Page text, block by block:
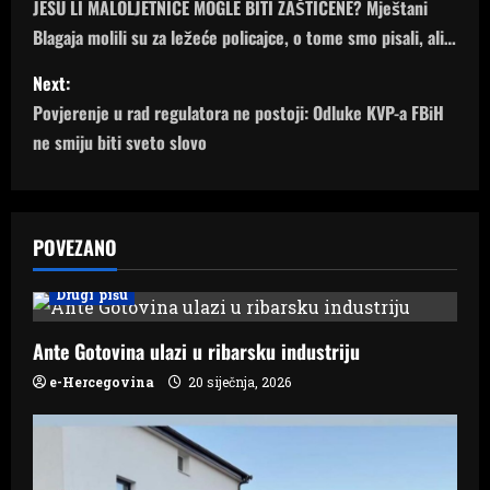
o
s
t
n
v
i
g
a
t
JESU LI MALOLJETNICE MOGLE BITI ZAŠTIĆENE? Mještani
Blagaja molili su za ležeće policajce, o tome smo pisali, ali…
Next:
Povjerenje u rad regulatora ne postoji: Odluke KVP-a FBiH
ne smiju biti sveto slovo
POVEZANO
Drugi pišu
Ante Gotovina ulazi u ribarsku industriju
e-Hercegovina 20 siječnja, 2026